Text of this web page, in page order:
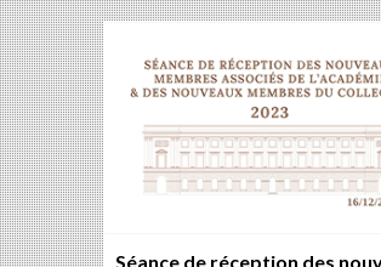
Séance de réception des